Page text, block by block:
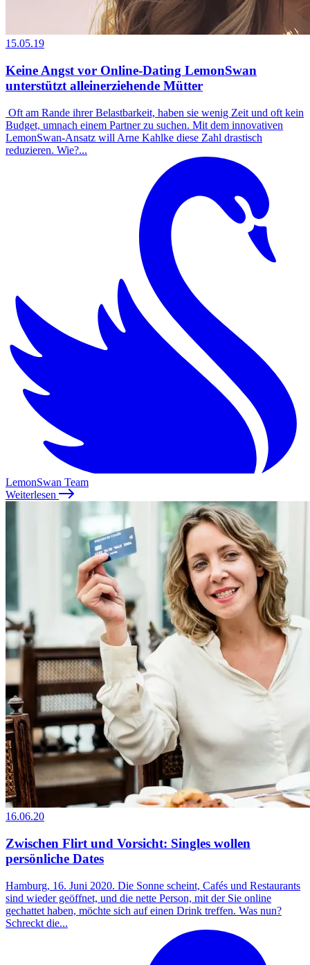
15.05.19
Keine Angst vor Online-Dating LemonSwan
unterstützt alleinerziehende Mütter
Oft am Rande ihrer Belastbarkeit, haben sie wenig Zeit und oft kein
Budget, umnach einem Partner zu suchen. Mit dem innovativen
LemonSwan-Ansatz will Arne Kahlke diese Zahl drastisch
reduzieren. Wie?...
LemonSwan Team
Weiterlesen
16.06.20
Zwischen Flirt und Vorsicht: Singles wollen
persönliche Dates
Hamburg, 16. Juni 2020. Die Sonne scheint, Cafés und Restaurants
sind wieder geöffnet, und die nette Person, mit der Sie online
gechattet haben, möchte sich auf einen Drink treffen. Was nun?
Schreckt die...